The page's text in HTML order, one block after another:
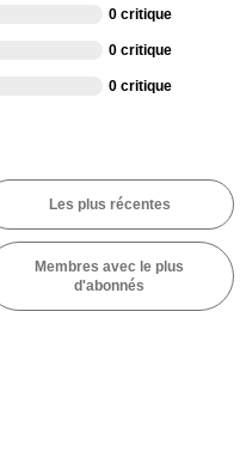
0 critique
0 critique
0 critique
Les plus récentes
Membres avec le plus
d'abonnés